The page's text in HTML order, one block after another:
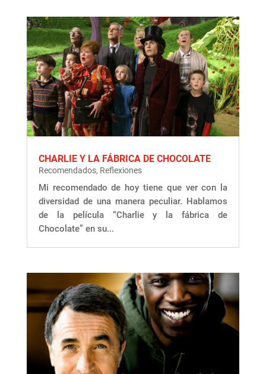
CHARLIE Y LA FÁBRICA DE CHOCOLATE
Recomendados, Reflexiones
Mi recomendado de hoy tiene que ver con la
diversidad de una manera peculiar. Hablamos
de la película “Charlie y la fábrica de
Chocolate” en su...